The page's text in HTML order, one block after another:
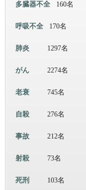
多臓器不全 160名
呼吸不全 170名
肺炎 1297名
がん 2274名
老衰 745名
自殺 276名
事故 212名
射殺 73名
死刑 103名